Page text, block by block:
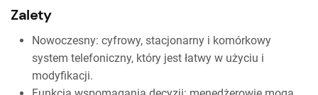
Zalety
Nowoczesny: cyfrowy, stacjonarny i komórkowy
system telefoniczny, który jest łatwy w użyciu i
modyfikacji.